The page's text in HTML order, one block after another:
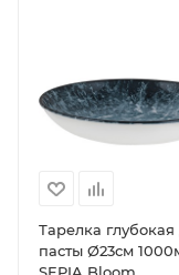
Тарелка глубокая
пасты Ø23см